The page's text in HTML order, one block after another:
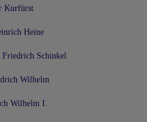
Kurfürst
Heine
Schinkel
Wilhelm
Wilhelm I.